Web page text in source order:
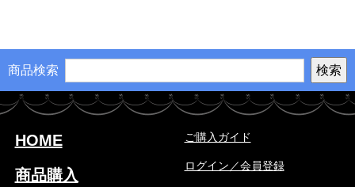
商品検索
HOME
商品購入
ご購入ガイド
ログイン／会員登録